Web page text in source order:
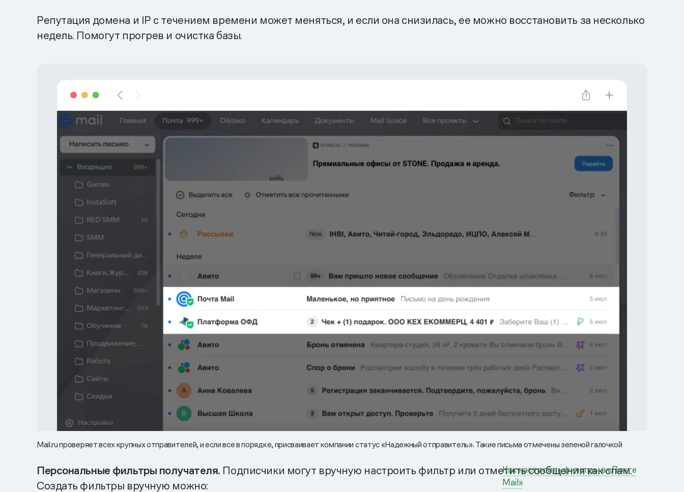
Репутация домена и IP с течением времени может меняться, и если она снизилась, ее можно восстановить за несколько
недель. Помогут прогрев и очистка базы.
Mail.ru проверяет всех крупных отправителей, и если все в порядке, присваивает компании статус «Надежный отправитель». Такие письма отмечены зеленой галочкой
Как настроить фильтры в «Почте
Mail»
Персональные фильтры получателя. Подписчики могут вручную настроить фильтр или отметить сообщения как спам.
Создать фильтры вручную можно: